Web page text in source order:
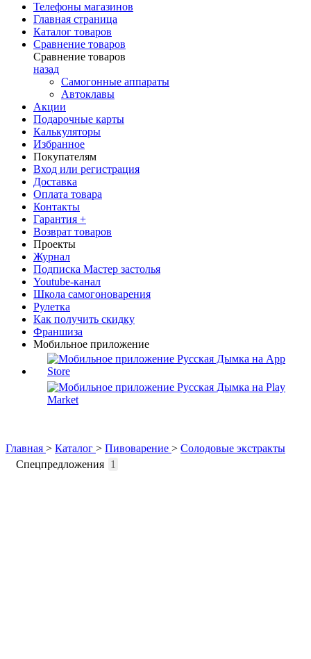
Телефоны магазинов
Главная страница
Каталог товаров
Сравнение товаров
Сравнение товаров
назад
Самогонные аппараты
Автоклавы
Акции
Подарочные карты
Калькуляторы
Избранное
Покупателям
Вход или регистрация
Доставка
Оплата товара
Контакты
Гарантия +
Возврат товаров
Проекты
Журнал
Подписка Мастер застолья
Youtube-канал
Школа самогоноварения
Рулетка
Как получить скидку
Франшиза
Мобильное приложение
Главная > Каталог > Пивоварение > Солодовые экстракты
Спецпредложения 1